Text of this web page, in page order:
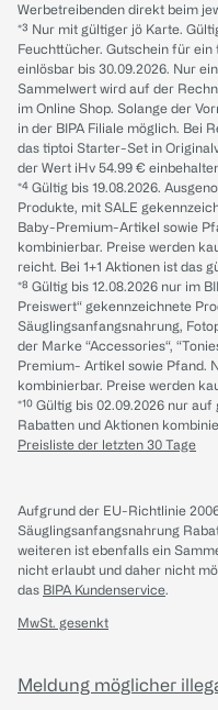
Werbetreibenden direkt beim
*³ Nur mit gültiger jö Karte.
Feuchttücher. Gutschein für
einlösbar bis 30.09.2026. Nur
Sammelwert wird auf der
im Online Shop. Solange der
in der BIPA Filiale möglich. Bei
das tiptoi Starter-Set in
der Wert iHv 54.99 €
*⁴ Gültig bis 19.08.2026.
Produkte, mit SALE
Baby-Premium-Artikel sowie
kombinierbar. Preise werden
reicht. Bei 1+1 Aktionen ist das
*⁸ Gültig bis 12.08.2026 nur im
Preiswert“ gekennzeichnete
Säuglingsanfangsnahrung,
der Marke “Accessories“,
Premium- Artikel sowie Pfand.
kombinierbar. Preise werden
*¹⁰ Gültig bis 02.09.2026 nur
Rabatten und Aktionen
Preisliste der letzten 30 Tage
Aufgrund der EU-Richtlinie
Säuglingsanfangsnahrung
weiteren ist ebenfalls ein
nicht erlaubt und daher nicht
das BIPA Kundenservice.
MwSt. gesenkt
Meldung möglicher